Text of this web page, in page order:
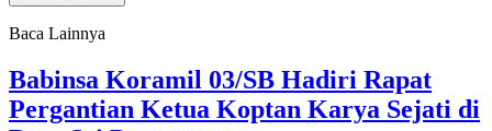
Baca Lainnya
Babinsa Koramil 03/SB Hadiri Rapat
Pergantian Ketua Koptan Karya Sejati di